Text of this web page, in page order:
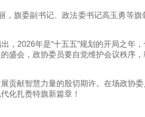
旗委副书记、政法委书记高玉勇等旗
2026年是“十五五”规划的开局之年
盛会，政协委员要自觉维护会议秩序
献智慧力量的殷切期许。在场政协
化扎赉特旗新篇章！